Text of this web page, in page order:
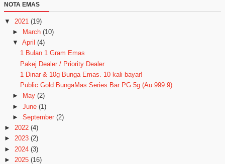
NOTA EMAS
▼ 2021 (19)
►
March (10)
▼
April (4)
1 Bulan 1 Gram Emas
Pakej Dealer / Priority Dealer
1 Dinar & 10g Bunga Emas. 10 kali bayar!
Public Gold BungaMas Series Bar PG 5g (Au 999.9)
►
May (2)
► June (1)
► September (2)
► 2022 (4)
► 2023 (2)
► 2024 (3)
► 2025 (16)